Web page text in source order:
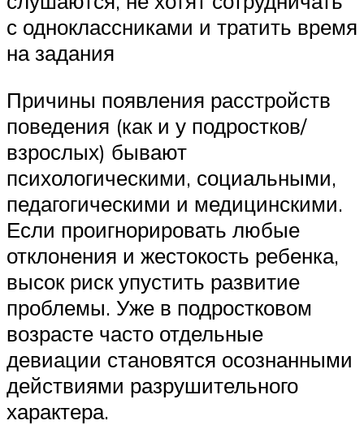
с одноклассниками и тратить время
на задания
Причины появления расстройств
поведения (как и у подростков/
взрослых) бывают
психологическими, социальными,
педагогическими и медицинскими.
Если проигнорировать любые
отклонения и жестокость ребенка,
высок риск упустить развитие
проблемы. Уже в подростковом
возрасте часто отдельные
девиации становятся осознанными
действиями разрушительного
характера.